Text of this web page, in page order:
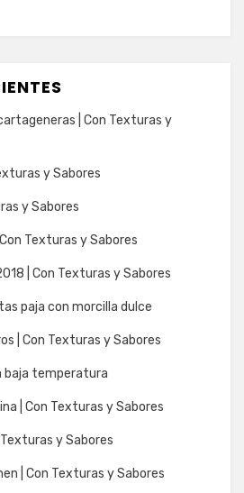
| Con Texturas y
y Sabores
y Sabores
Texturas y Sabores
| Con Texturas y Sabores
paja con morcilla dulce
| Con Texturas y Sabores
baja temperatura
| Con Texturas y Sabores
y Sabores
| Con Texturas y Sabores